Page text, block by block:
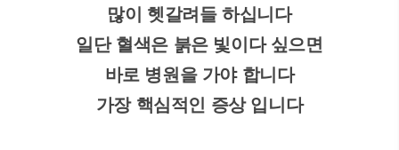
많이 헷갈려들 하십니다
일단 혈색은 붉은 빛이다 싶으면
바로 병원을 가야 합니다
가장 핵심적인 증상 입니다